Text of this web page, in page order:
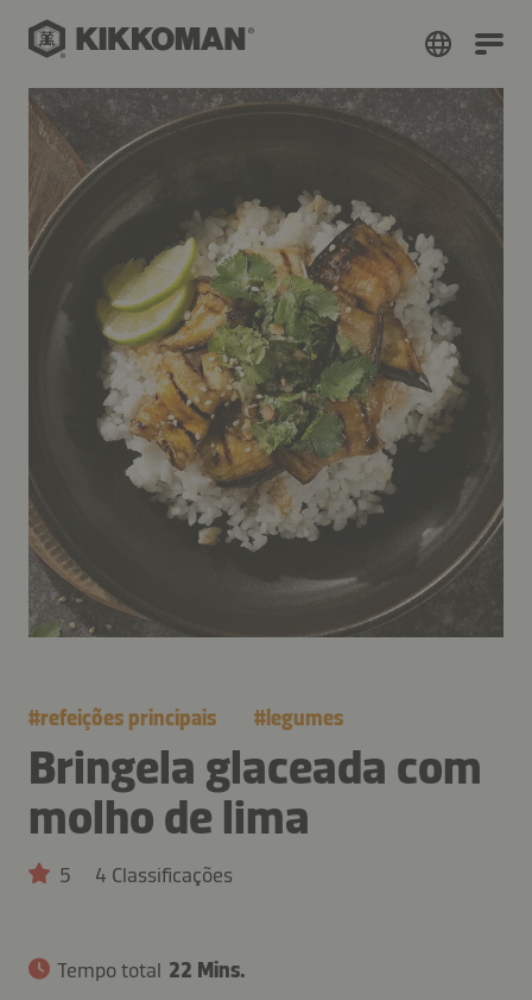
#refeições principais #legumes
Bringela glaceada com
molho de lima
5 4 Classificações
Tempo total 22 Mins.